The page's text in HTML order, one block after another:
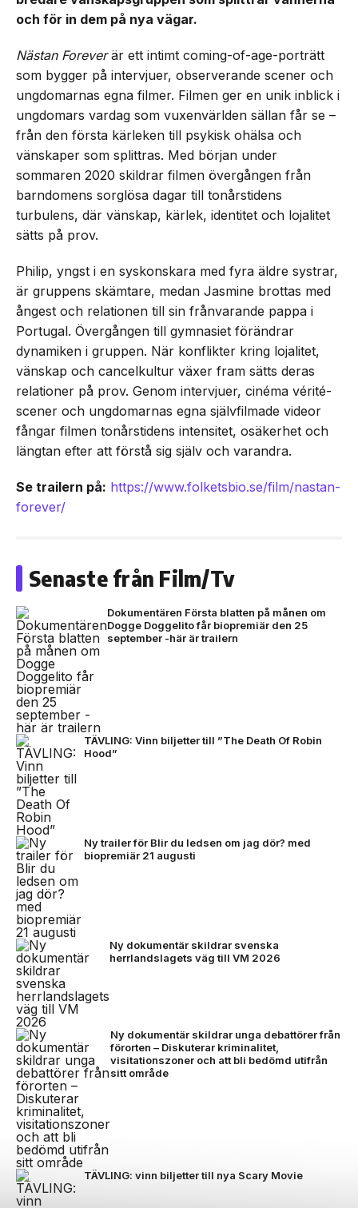
och för in dem på nya vägar.
Nästan Foreverär ett intimt coming-of-age-porträtt
som bygger på intervjuer, observerande scener och
ungdomarnas egna filmer. Filmen ger en unik inblick i
ungdomars vardag som vuxenvärlden sällan får se –
från den första kärleken till psykisk ohälsa och
vänskaper som splittras. Med början under
sommaren 2020 skildrar filmen övergången från
barndomens sorglösa dagar till tonårstidens
turbulens, där vänskap, kärlek, identitet och lojalitet
sätts på prov.
Philip, yngst i en syskonskara med fyra äldre systrar,
är gruppens skämtare, medan Jasmine brottas med
ångest och relationen till sin frånvarande pappa i
Portugal. Övergången till gymnasiet förändrar
dynamiken i gruppen. När konflikter kring lojalitet,
vänskap och cancelkultur växer fram sätts deras
relationer på prov. Genom intervjuer, cinéma vérité-
scener och ungdomarnas egna självfilmade videor
fångar filmen tonårstidens intensitet, osäkerhet och
längtan efter att förstå sig själv och varandra.
Se trailern på: https://www.folketsbio.se/film/nastan-
forever/
Senaste från Film/Tv
Dokumentären Första blatten på månen om
Dogge Doggelito får biopremiär den 25
september -här är trailern
TÄVLING: Vinn biljetter till ”The Death Of Robin
Hood”
Ny trailer för Blir du ledsen om jag dör? med
biopremiär 21 augusti
Ny dokumentär skildrar svenska
herrlandslagets väg till VM 2026
Ny dokumentär skildrar unga debattörer från
förorten – Diskuterar kriminalitet,
visitationszoner och att bli bedömd utifrån
sitt område
TÄVLING: vinn biljetter till nya Scary Movie